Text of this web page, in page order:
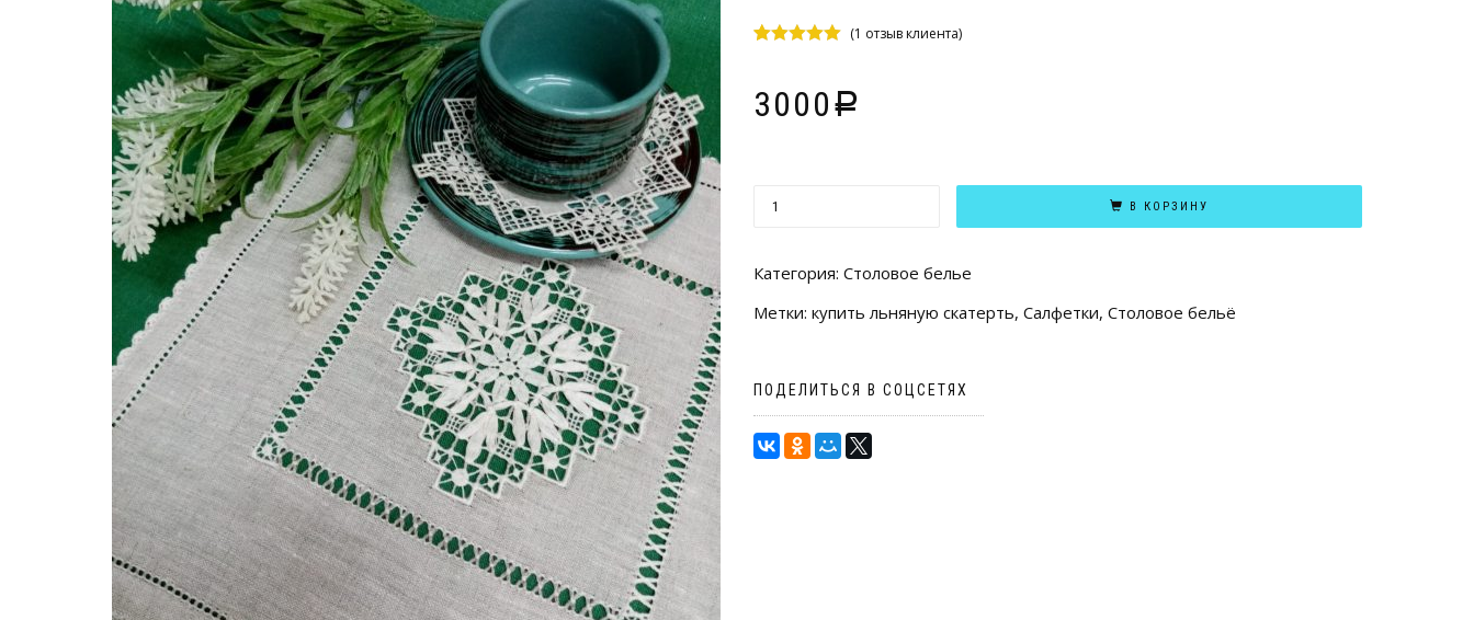
основе
опроса
(1 отзыв клиента)
3000 Р
КОЛИЧЕСТВО
РИСУНОК
07
В КОРЗИНУ
Категория: Столовое белье
Метки: купить льняную скатерть, Салфетки, Столовое бельё
ПОДЕЛИТЬСЯ В СОЦСЕТЯХ